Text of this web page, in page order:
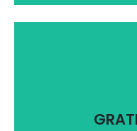
Kami akan